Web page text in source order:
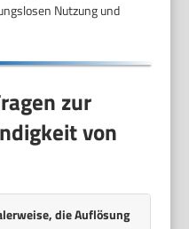
Nutzung und
zur
von
die Auflösung